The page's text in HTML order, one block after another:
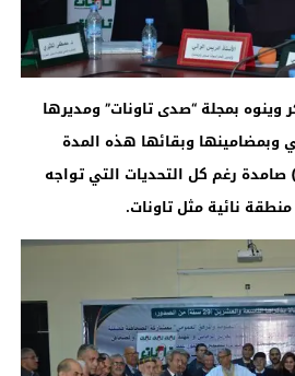
بمجلة “صدى تاونات” ومديرها
وبمضامينها وبقائها هذه المدة
(أكثر من 29 سنة) صامدة رغم كل التحديات التي تواجه
نائية مثل تاونات.